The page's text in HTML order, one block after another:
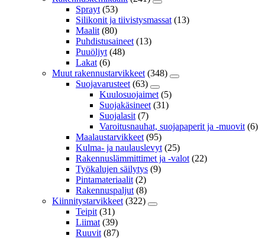
Sprayt (53)
Silikonit ja tiivistysmassat (13)
Maalit (80)
Puhdistusaineet (13)
Puuöljyt (48)
Lakat (6)
Muut rakennustarvikkeet (348)
Suojavarusteet (63)
Kuulosuojaimet (5)
Suojakäsineet (31)
Suojalasit (7)
Varoitusnauhat, suojapaperit ja -muovit (6)
Maalaustarvikkeet (95)
Kulma- ja naulauslevyt (25)
Rakennuslämmittimet ja -valot (22)
Työkalujen säilytys (9)
Pintamateriaalit (2)
Rakennuspaljut (8)
Kiinnitystarvikkeet (322)
Teipit (31)
Liimat (39)
Ruuvit (87)